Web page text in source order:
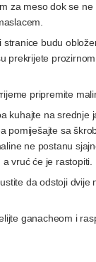
za meso dok se
budu
pripremite
kuhajte na
pomiješajte sa
ne postanu
vruć će je rastopiti.
da odstoji
ganacheom i